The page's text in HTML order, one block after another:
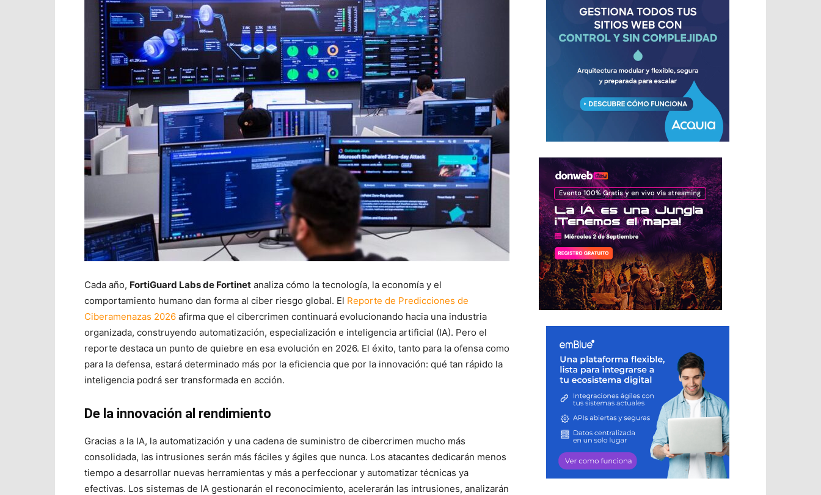
Cada año, FortiGuard Labs de Fortinet analiza cómo la tecnología, la economía y el
comportamiento humano dan forma al ciber riesgo global. El Reporte de Predicciones de
Ciberamenazas 2026 afirma que el cibercrimen continuará evolucionando hacia una industria
organizada, construyendo automatización, especialización e inteligencia artificial (IA). Pero el
reporte destaca un punto de quiebre en esa evolución en 2026. El éxito, tanto para la ofensa como
para la defensa, estará determinado más por la eficiencia que por la innovación: qué tan rápido la
inteligencia podrá ser transformada en acción.
De la innovación al rendimiento
Gracias a la IA, la automatización y una cadena de suministro de cibercrimen mucho más
consolidada, las intrusiones serán más fáciles y ágiles que nunca. Los atacantes dedicarán menos
tiempo a desarrollar nuevas herramientas y más a perfeccionar y automatizar técnicas ya
efectivas. Los sistemas de IA gestionarán el reconocimiento, acelerarán las intrusiones, analizarán